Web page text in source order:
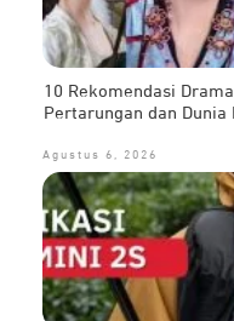
10 Rekomendasi
Pertarungan dan Dunia
Agustus 6, 2026